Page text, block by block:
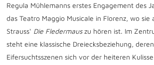
Regula Mühlemanns erstes Engagement des
das Teatro Maggio Musicale in Florenz, wo sie
Strauss‘ Die Fledermauszu hören ist. Im
steht eine klassische Dreiecksbeziehung,
Eifersuchtsszenen sich vor der heiteren